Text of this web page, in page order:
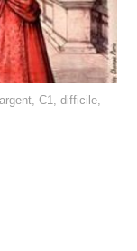
C1, difficile,